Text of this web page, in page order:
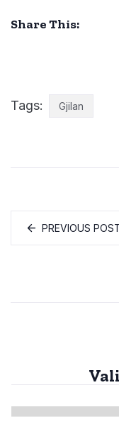
Share This:
Tags: Gjilan
PREVIOUS